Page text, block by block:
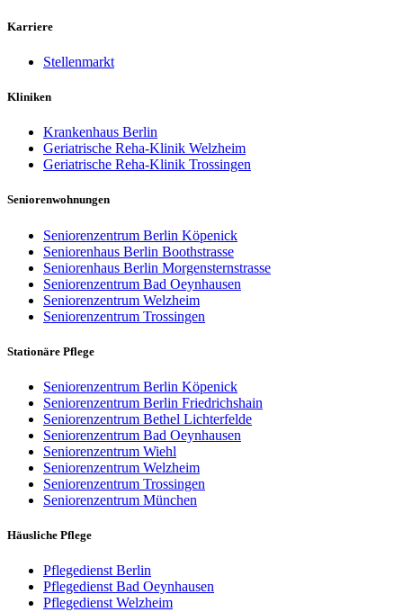
Karriere
Stellenmarkt
Kliniken
Krankenhaus Berlin
Geriatrische Reha-Klinik Welzheim
Geriatrische Reha-Klinik Trossingen
Seniorenwohnungen
Seniorenzentrum Berlin Köpenick
Seniorenhaus Berlin Boothstrasse
Seniorenhaus Berlin Morgensternstrasse
Seniorenzentrum Bad Oeynhausen
Seniorenzentrum Welzheim
Seniorenzentrum Trossingen
Stationäre Pflege
Seniorenzentrum Berlin Köpenick
Seniorenzentrum Berlin Friedrichshain
Seniorenzentrum Bethel Lichterfelde
Seniorenzentrum Bad Oeynhausen
Seniorenzentrum Wiehl
Seniorenzentrum Welzheim
Seniorenzentrum Trossingen
Seniorenzentrum München
Häusliche Pflege
Pflegedienst Berlin
Pflegedienst Bad Oeynhausen
Pflegedienst Welzheim